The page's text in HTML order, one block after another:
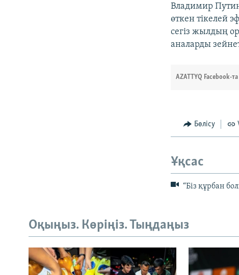
Владимир
өткен тікелей
сегіз жылдың
аналарды
AZATTYQ Facebook-та
Бөлісу
Ұқсас
“Біз құрбан
Оқыңыз. Көріңіз. Тыңдаңыз